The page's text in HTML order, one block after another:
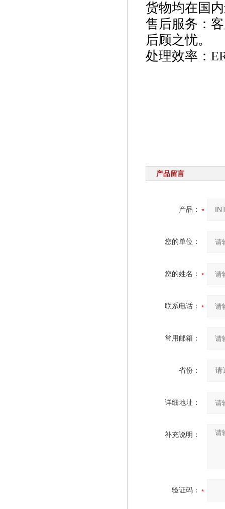
货物均在国
售后服务：
后顾之忧。
处理效率：
产品留言
产品：
您的单位：
您的姓名：
联系电话：
常用邮箱：
省份：
详细地址：
补充说明：
验证码：